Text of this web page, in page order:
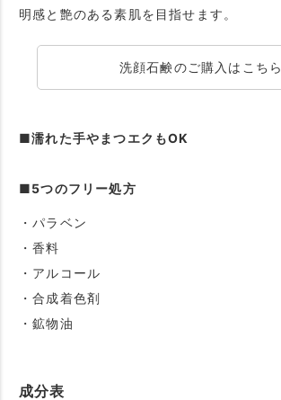
明感と艶のある素肌を目指せます。
洗顔石鹸のご購入はこちら
■濡れた手やまつエクもOK
■5つのフリー処方
・パラベン
・香料
・アルコール
・合成着色剤
・鉱物油
成分表